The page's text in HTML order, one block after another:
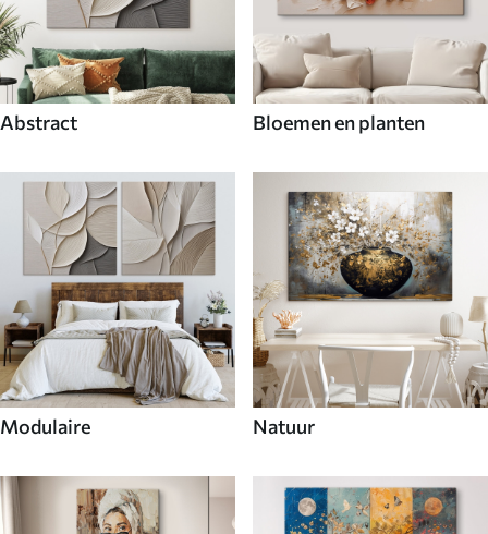
Abstract Bloemen en planten
Modulaire Natuur